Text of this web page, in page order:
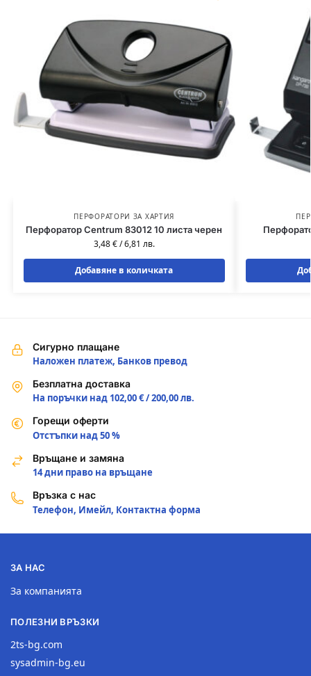
ПЕРФОРАТОРИ ЗА ХАРТИЯ
Перфоратор Centrum 83012 10 листа черен
3,48€/6,81 лв.
Добавяне в количката
Сигурно плащане
Наложен платеж, Банков превод
Безплатна доставка
На поръчки над 102,00 € / 200,00 лв.
Горещи оферти
Отстъпки над 50 %
Връщане и замяна
14 дни право на връщане
Връзка с нас
Телефон, Имейл, Контактна форма
ЗА НАС
За компанията
ПОЛЕЗНИ ВРЪЗКИ
2ts-bg.com
sysadmin-bg.eu